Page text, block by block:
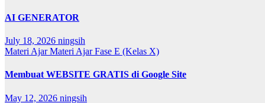
AI GENERATOR
July 18, 2026 ningsih
Materi AjarMateri Ajar Fase E (Kelas X)
Membuat WEBSITE GRATIS di Google Site
May 12, 2026 ningsih